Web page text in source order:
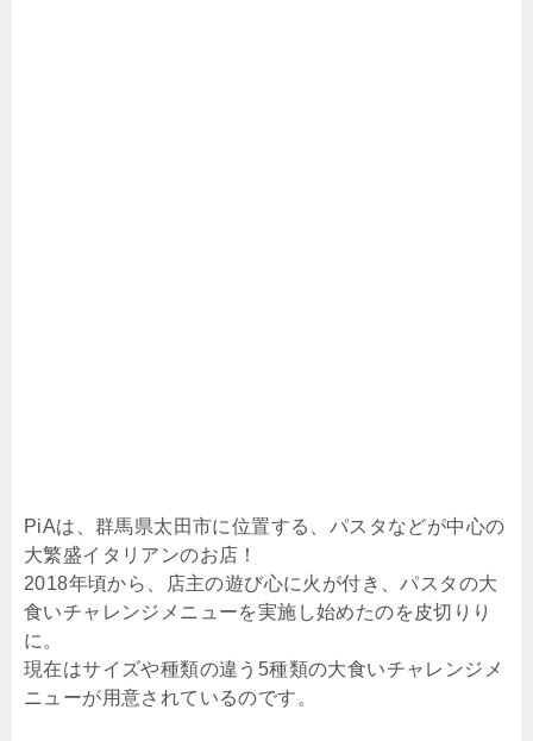
PiAは、群馬県太田市に位置する、パスタなどが中心の
大繁盛イタリアンのお店！
2018年頃から、店主の遊び心に火が付き、パスタの大
食いチャレンジメニューを実施し始めたのを皮切りり
に。
現在はサイズや種類の違う5種類の大食いチャレンジメ
ニューが用意されているのです。